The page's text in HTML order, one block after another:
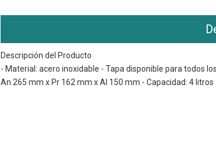
Descripción del Producto
- Material: acero inoxidable - Tapa disponible para todos
An 265 mm x Pr 162 mm x Al 150 mm - Capacidad: 4 litros